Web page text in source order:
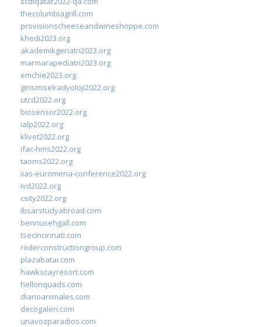
thecolumbiagrill.com
provisionscheeseandwineshoppe.com
khedi2023.org
akademikgeriatri2023.org
marmarapediatri2023.org
emchie2023.org
girisimselradyoloji2022.org
utcd2022.org
biosensor2022.org
ialp2022.org
klivet2022.org
ifac-hms2022.org
taoms2022.org
iias-euromena-conference2022.org
ivd2022.org
csity2022.org
ibsarstudyabroad.com
bennusehgall.com
tsecincinnati.com
roderconstructiongroup.com
plazabatai.com
hawkscayresort.com
hellonquads.com
diarioanimales.com
decogaleri.com
unavozparadios.com